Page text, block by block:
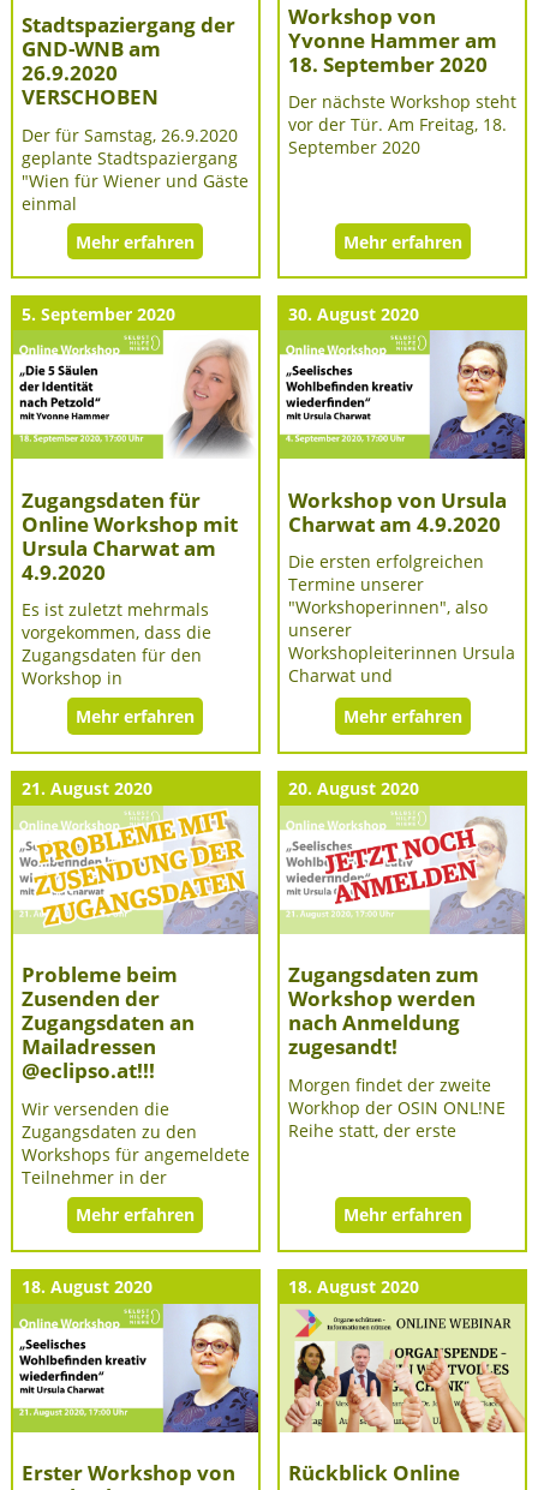
Stadtspaziergang der
GND-WNB am
26.9.2020
VERSCHOBEN
Der für Samstag, 26.9.2020
geplante Stadtspaziergang
"Wien für Wiener und Gäste
einmal
Mehr erfahren
Workshop von
Yvonne Hammer am
18. September 2020
Der nächste Workshop steht
vor der Tür. Am Freitag, 18.
September 2020
Mehr erfahren
5. September 2020
Zugangsdaten für
Online Workshop mit
Ursula Charwat am
4.9.2020
Es ist zuletzt mehrmals
vorgekommen, dass die
Zugangsdaten für den
Workshop in
Mehr erfahren
30. August 2020
Workshop von Ursula
Charwat am 4.9.2020
Die ersten erfolgreichen
Termine unserer
"Workshoperinnen", also
unserer
Workshopleiterinnen Ursula
Charwat und
Mehr erfahren
21. August 2020
Probleme beim
Zusenden der
Zugangsdaten an
Mailadressen
@eclipso.at!!!
Wir versenden die
Zugangsdaten zu den
Workshops für angemeldete
Teilnehmer in der
Mehr erfahren
20. August 2020
Zugangsdaten zum
Workshop werden
nach Anmeldung
zugesandt!
Morgen findet der zweite
Workhop der OSIN ONL!NE
Reihe statt, der erste
Mehr erfahren
18. August 2020
Erster Workshop von
18. August 2020
Rückblick Online